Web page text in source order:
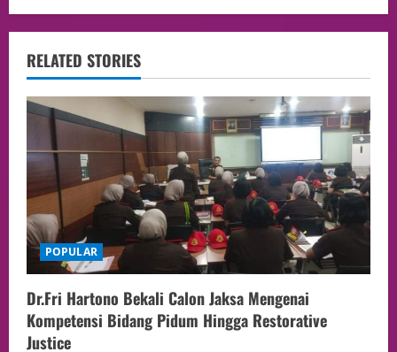
RELATED STORIES
POPULAR
Dr.Fri Hartono Bekali Calon Jaksa Mengenai
Kompetensi Bidang Pidum Hingga Restorative
Justice